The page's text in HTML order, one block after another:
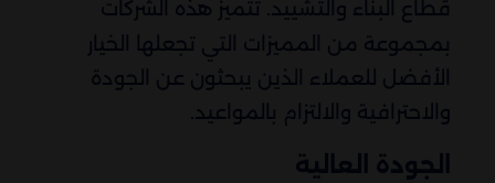
قطاع البناء والتشييد. تتميز هذه الشركات
بمجموعة من المميزات التي تجعلها الخيار
الأفضل للعملاء الذين يبحثون عن الجودة
والاحترافية والالتزام بالمواعيد.
الجودة العالية